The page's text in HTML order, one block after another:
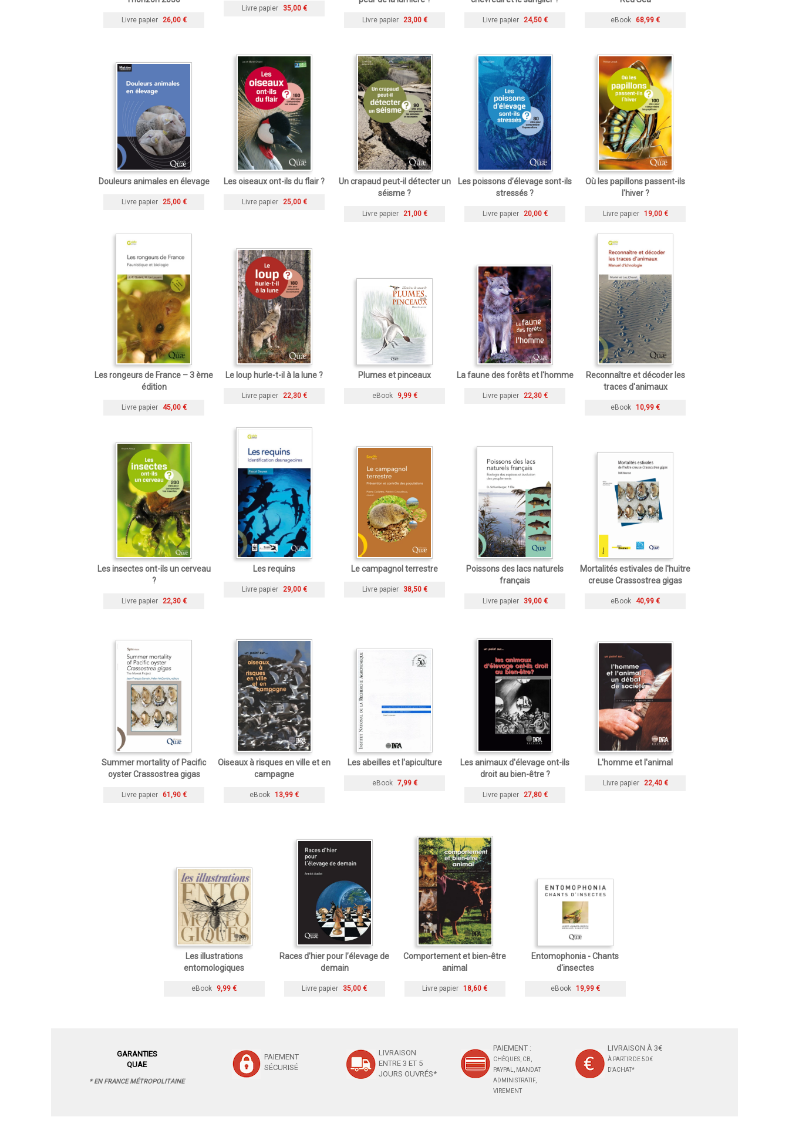
Livre papier 26,00 €
Livre papier 35,00 €
Livre papier 23,00 € Livre papier 24,50 € eBook 68,99 €
Douleurs animales en élevage
Livre papier 25,00 €
Les oiseaux ont-ils du flair ?
Livre papier 25,00 €
Un crapaud peut-il détecter un
séisme ?
Livre papier 21,00 €
Les poissons d’élevage sont-ils
stressés ?
Livre papier 20,00 €
Où les papillons passent-ils
l'hiver ?
Livre papier 19,00 €
Les rongeurs de France – 3 ème
édition
Livre papier 45,00 €
Le loup hurle-t-il à la lune ?
Livre papier 22,30 €
Plumes et pinceaux
eBook 9,99 €
La faune des forêts et l'homme
Livre papier 22,30 €
Reconnaître et décoder les
traces d'animaux
eBook 10,99 €
Les insectes ont-ils un cerveau
?
Livre papier 22,30 €
Les requins
Livre papier 29,00 €
Le campagnol terrestre
Livre papier 38,50 €
Poissons des lacs naturels
français
Livre papier 39,00 €
Mortalités estivales de l'huitre
creuse Crassostrea gigas
eBook 40,99 €
Summer mortality of Pacific
oyster Crassostrea gigas
Livre papier 61,90 €
Oiseaux à risques en ville et en
campagne
eBook 13,99 €
Les abeilles et l'apiculture
eBook 7,99 €
Les animaux d'élevage ont-ils
droit au bien-être ?
Livre papier 27,80 €
L'homme et l'animal
Livre papier 22,40 €
Les illustrations
entomologiques
eBook 9,99 €
Races d’hier pour l’élevage de
demain
Livre papier 35,00 €
Comportement et bien-être
animal
Livre papier 18,60 €
Entomophonia - Chants
d'insectes
eBook 19,99 €
GARANTIES
QUAE
* EN FRANCE MÉTROPOLITAINE
PAIEMENT
SÉCURISÉ
LIVRAISON
ENTRE 3 ET 5
JOURS OUVRÉS*
PAIEMENT :
CHÈQUES, CB,
PAYPAL, MANDAT
ADMINISTRATIF,
VIREMENT
LIVRAISON À 3€
À PARTIR DE 50 €
D'ACHAT*